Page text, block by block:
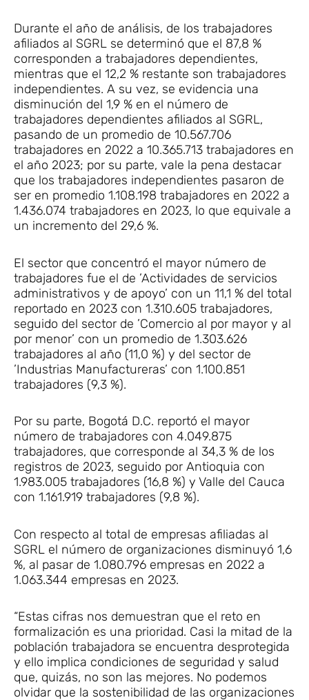
Durante el año de análisis, de los trabajadores
afiliados al SGRL se determinó que el 87,8 %
corresponden a trabajadores dependientes,
mientras que el 12,2 % restante son trabajadores
independientes. A su vez, se evidencia una
disminución del 1,9 % en el número de
trabajadores dependientes afiliados al SGRL,
pasando de un promedio de 10.567.706
trabajadores en 2022 a 10.365.713 trabajadores en
el año 2023; por su parte, vale la pena destacar
que los trabajadores independientes pasaron de
ser en promedio 1.108.198 trabajadores en 2022 a
1.436.074 trabajadores en 2023, lo que equivale a
un incremento del 29,6 %.
El sector que concentró el mayor número de
trabajadores fue el de ’Actividades de servicios
administrativos y de apoyo’ con un 11,1 % del total
reportado en 2023 con 1.310.605 trabajadores,
seguido del sector de ’Comercio al por mayor y al
por menor’ con un promedio de 1.303.626
trabajadores al año (11,0 %) y del sector de
’Industrias Manufactureras’ con 1.100.851
trabajadores (9,3 %).
Por su parte, Bogotá D.C. reportó el mayor
número de trabajadores con 4.049.875
trabajadores, que corresponde al 34,3 % de los
registros de 2023, seguido por Antioquia con
1.983.005 trabajadores (16,8 %) y Valle del Cauca
con 1.161.919 trabajadores (9,8 %).
Con respecto al total de empresas afiliadas al
SGRL el número de organizaciones disminuyó 1,6
%, al pasar de 1.080.796 empresas en 2022 a
1.063.344 empresas en 2023.
“Estas cifras nos demuestran que el reto en
formalización es una prioridad. Casi la mitad de la
población trabajadora se encuentra desprotegida
y ello implica condiciones de seguridad y salud
que, quizás, no son las mejores. No podemos
olvidar que la sostenibilidad de las organizaciones